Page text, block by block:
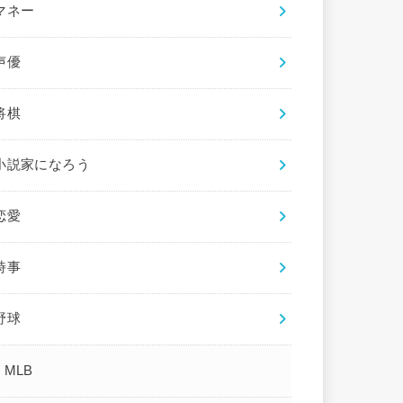
ネー
優
棋
説家になろう
愛
事
球
MLB